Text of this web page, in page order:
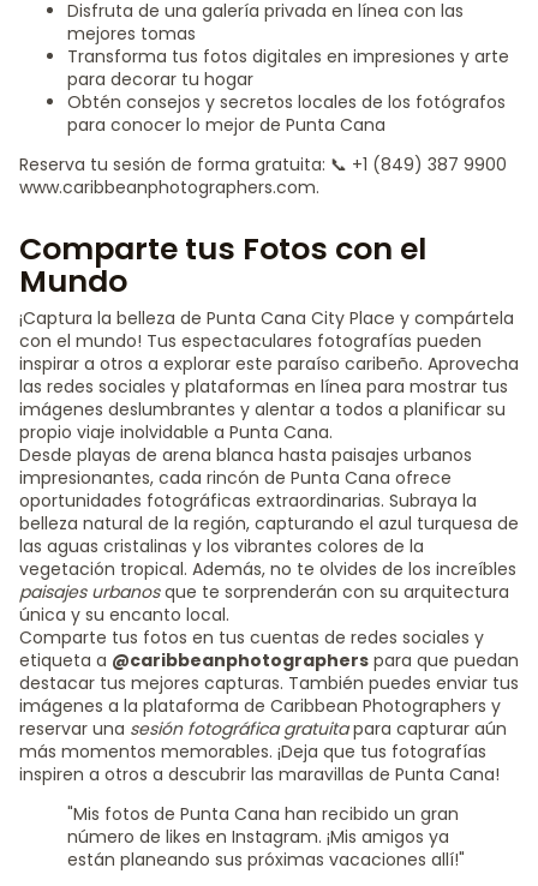
Disfruta de una galería privada en línea con las
mejores tomas
Transforma tus fotos digitales en impresiones y arte
para decorar tu hogar
Obtén consejos y secretos locales de los fotógrafos
para conocer lo mejor de Punta Cana
Reserva tu sesión de forma gratuita: 📞 +1 (849) 387 9900
www.caribbeanphotographers.com.
Comparte tus Fotos con el
Mundo
¡Captura la belleza de Punta Cana City Place y compártela
con el mundo! Tus espectaculares fotografías pueden
inspirar a otros a explorar este paraíso caribeño. Aprovecha
las redes sociales y plataformas en línea para mostrar tus
imágenes deslumbrantes y alentar a todos a planificar su
propio viaje inolvidable a Punta Cana.
Desde playas de arena blanca hasta paisajes urbanos
impresionantes, cada rincón de Punta Cana ofrece
oportunidades fotográficas extraordinarias. Subraya la
belleza natural de la región, capturando el azul turquesa de
las aguas cristalinas y los vibrantes colores de la
vegetación tropical. Además, no te olvides de los increíbles
paisajes urbanosque te sorprenderán con su arquitectura
única y su encanto local.
Comparte tus fotos en tus cuentas de redes sociales y
etiqueta a @caribbeanphotographers para que puedan
destacar tus mejores capturas. También puedes enviar tus
imágenes a la plataforma de Caribbean Photographers y
reservar una sesión fotográfica gratuitapara capturar aún
más momentos memorables. ¡Deja que tus fotografías
inspiren a otros a descubrir las maravillas de Punta Cana!
"Mis fotos de Punta Cana han recibido un gran
número de likes en Instagram. ¡Mis amigos ya
están planeando sus próximas vacaciones allí!"